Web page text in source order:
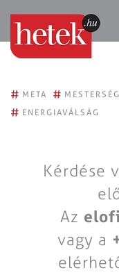
# META #
# ENERGIAVÁLSÁG
Kérdése
Az
vagy a